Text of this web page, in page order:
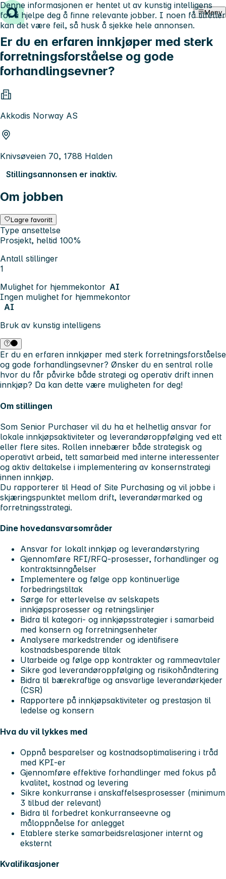
Hopp til innhold Meny
Er du en erfaren innkjøper med sterk
forretningsforståelse og gode
forhandlingsevner?
Akkodis Norway AS
Knivsøveien 70, 1788 Halden
Stillingsannonsen er inaktiv.
Om jobben
Lagre favoritt
Type ansettelse
Prosjekt, heltid 100%
Antall stillinger
1
Mulighet for hjemmekontor AI
Ingen mulighet for hjemmekontor
AI
Bruk av kunstig intelligens
Denne informasjonen er hentet ut av kunstig intelligens
for å hjelpe deg å finne relevante jobber. I noen få tilfeller
kan det være feil, så husk å sjekke hele annonsen.
Er du en erfaren innkjøper med sterk forretningsforståelse
og gode forhandlingsevner? Ønsker du en sentral rolle
hvor du får påvirke både strategi og operativ drift innen
innkjøp? Da kan dette være muligheten for deg!
Om stillingen
Som Senior Purchaser vil du ha et helhetlig ansvar for
lokale innkjøpsaktiviteter og leverandøroppfølging ved ett
eller flere sites. Rollen innebærer både strategisk og
operativt arbeid, tett samarbeid med interne interessenter
og aktiv deltakelse i implementering av konsernstrategi
innen innkjøp.
Du rapporterer til Head of Site Purchasing og vil jobbe i
skjæringspunktet mellom drift, leverandørmarked og
forretningsstrategi.
Dine hovedansvarsområder
Ansvar for lokalt innkjøp og leverandørstyring
Gjennomføre RFI/RFQ-prosesser, forhandlinger og
kontraktsinngåelser
Implementere og følge opp kontinuerlige
forbedringstiltak
Sørge for etterlevelse av selskapets
innkjøpsprosesser og retningslinjer
Bidra til kategori- og innkjøpsstrategier i samarbeid
med konsern og forretningsenheter
Analysere markedstrender og identifisere
kostnadsbesparende tiltak
Utarbeide og følge opp kontrakter og rammeavtaler
Sikre god leverandøroppfølging og risikohåndtering
Bidra til bærekraftige og ansvarlige leverandørkjeder
(CSR)
Rapportere på innkjøpsaktiviteter og prestasjon til
ledelse og konsern
Hva du vil lykkes med
Oppnå besparelser og kostnadsoptimalisering i tråd
med KPI-er
Gjennomføre effektive forhandlinger med fokus på
kvalitet, kostnad og levering
Sikre konkurranse i anskaffelsesprosesser (minimum
3 tilbud der relevant)
Bidra til forbedret konkurranseevne og
måloppnåelse for anlegget
Etablere sterke samarbeidsrelasjoner internt og
eksternt
Kvalifikasjoner